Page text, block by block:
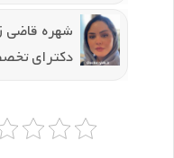
شهره قاضی
دکترای